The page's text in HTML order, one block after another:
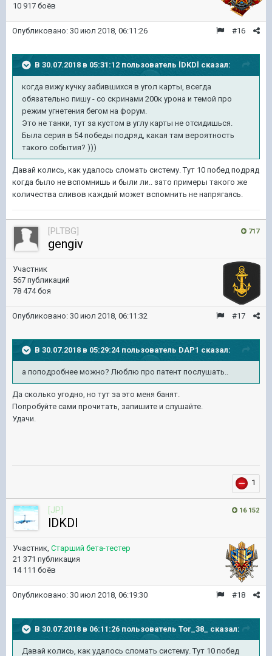
10 917 боёв
#16
Опубликовано: 30 июл 2018, 06:11:26
В 30.07.2018 в 05:31:12 пользователь lDKDl сказал:
когда вижу кучку забившихся в угол карты, всегда
обязательно пишу - со скринами 200к урона и темой про
режим угнетения бегом на форум.
Это не танки, тут за кустом в углу карты не отсидишься.
Была серия в 54 победы подряд, какая там вероятность
такого события? )))
Давай колись, как удалось сломать систему. Тут 10 побед подряд
когда было не вспомнишь и были ли.. зато примеры такого же
количества сливов каждый может вспомнить не напрягаясь.
717
[PLTBG]
gengiv
Участник
567 публикаций
78 474 боя
#17
Опубликовано: 30 июл 2018, 06:11:32
В 30.07.2018 в 05:29:24 пользователь DAP1 сказал:
а поподробнее можно? Люблю про патент послушать..
Да сколько угодно, но тут за это меня банят.
Попробуйте сами прочитать, запишите и слушайте.
Удачи.
1
16 152
[JP]
lDKDl
Участник, Старший бета-тестер
21 371 публикация
14 111 боёв
#18
Опубликовано: 30 июл 2018, 06:19:30
В 30.07.2018 в 06:11:26 пользователь Tor_38_ сказал:
Давай колись, как удалось сломать систему. Тут 10 побед